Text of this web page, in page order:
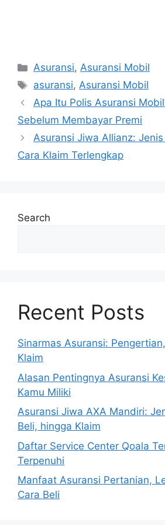
Categories
Asuransi,Asuransi Mobil
Tags
asuransi,Asuransi Mobil
Post
navigation
Apa Itu Polis Asuransi
Sebelum Membayar Premi
Asuransi Jiwa Allianz:
Cara Klaim Terlengkap
Search
Recent Posts
Sinarmas Asuransi:
Klaim
Alasan Pentingnya Asuransi
Kamu Miliki
Asuransi Jiwa AXA Mandiri:
Beli, hingga Klaim
Daftar Service Center Qoala
Terpenuhi
Manfaat Asuransi Pertanian,
Cara Beli